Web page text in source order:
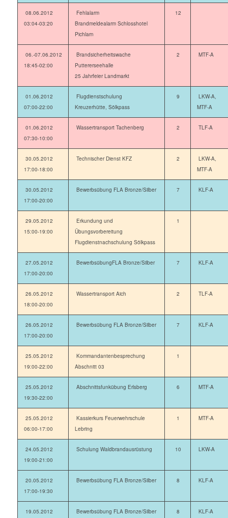
08.06.2012
03:04-03:20
Fehlalarm
Brandmeldealarm Schlosshotel
Pichlarn
12
06.-07.06.2012
18:45-02:00
Brandsicherheitswache
Puttererseehalle
25 Jahrfeier Landmarkt
2 MTF-A
01.06.2012
07:00-22:00
Flugdienstschulung
Kreuzerhütte, Sölkpass
9
LKW-A,
MTF-A
01.06.2012
07:30-10:00
Wassertransport Tachenberg 2 TLF-A
30.05.2012
17:00-18:00
Technischer Dienst KFZ 2
LKW-A,
MTF-A
30.05.2012
17:00-20:00
Bewerbsübung FLA Bronze/Silber 7 KLF-A
29.05.2012
15:00-19:00
Erkundung und
Übungsvorbereitung
Flugdienstnachschulung Sölkpass
1
27.05.2012
17:00-20:00
BewerbsübungFLA Bronze/Silber 7 KLF-A
26.05.2012
18:00-20:00
Wassertransport Aich 2 TLF-A
26.05.2012
17:00-20:00
Bewerbsübung FLA Bronze/Silber 7 KLF-A
25.05.2012
19:00-22:00
Kommandantenbesprechung
Abschnitt 03
1
25.05.2012
19:30-22:00
Abschnittsfunkübung Erlsberg 6 MTF-A
25.05.2012
06:00-17:00
Kassierkurs Feuerwehrschule
Lebring
1 MTF-A
24.05.2012
19:00-21:00
Schulung Waldbrandausrüstung 10 LKW-A
20.05.2012
17:00-19:30
Bewerbsübung FLA Bronze/Silber 8 KLF-A
19.05.2012
Bewerbsübung FLA Bronze/Silber 8 KLF-A